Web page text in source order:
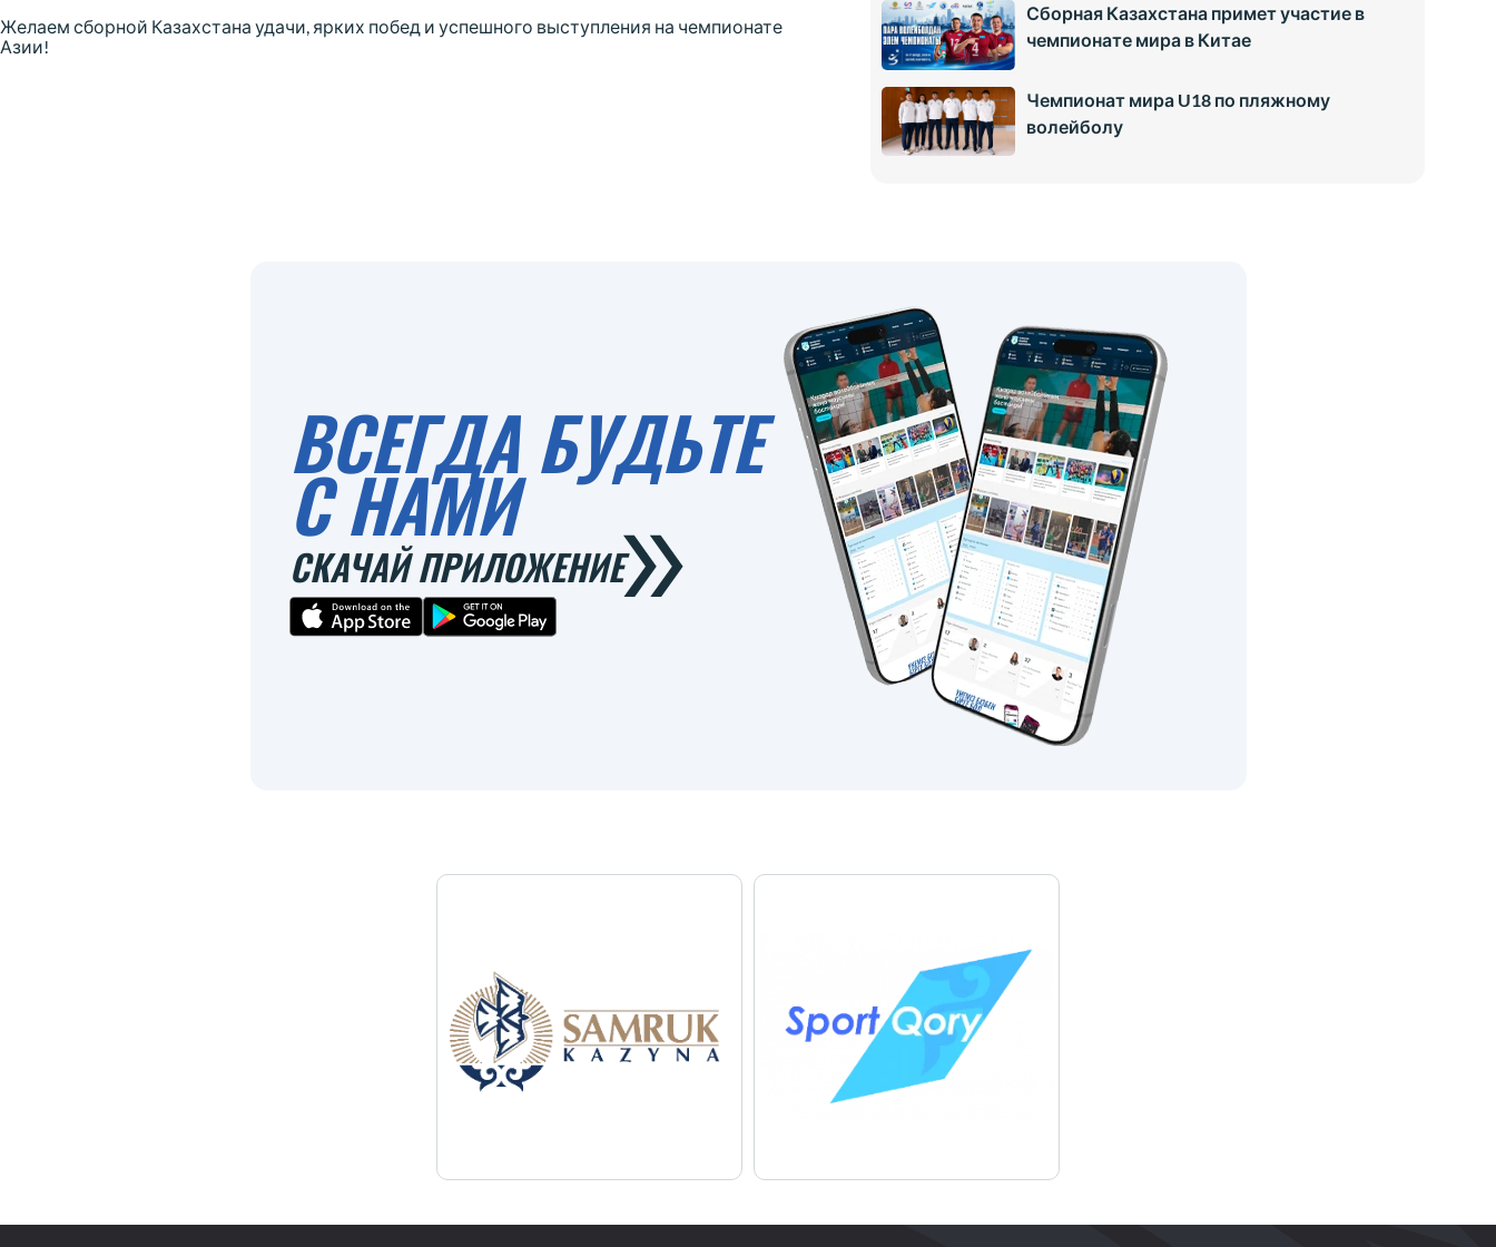
Желаем сборной Казахстана удачи, ярких побед и успешного выступления на чемпионате
Азии!
Сборная Казахстана примет участие в
чемпионате мира в Китае
Чемпионат мира U18 по пляжному
волейболу
ВСЕГДА БУДЬТЕ
С НАМИ
СКАЧАЙ ПРИЛОЖЕНИЕ